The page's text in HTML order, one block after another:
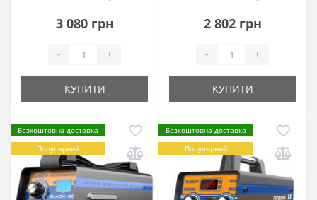
3 080 грн
- +
КУПИТИ
2 802 грн
- +
КУПИТИ
Безкоштовна доставка
Популярний
Безкоштовна доставка
Популярний